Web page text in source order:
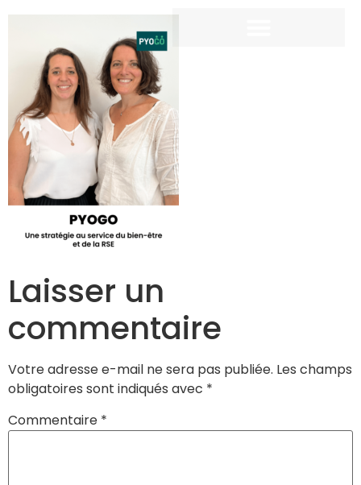
Laisser un
commentaire
Votre adresse e-mail ne sera pas publiée. Les champs
obligatoires sont indiqués avec *
Commentaire *